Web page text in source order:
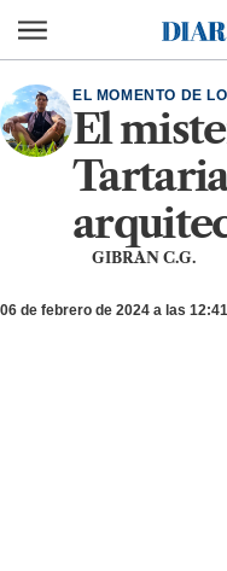
Diario de México
EL MOMENTO DE
El
GIBRAN C.G.
06 de febrero de 2024 a las